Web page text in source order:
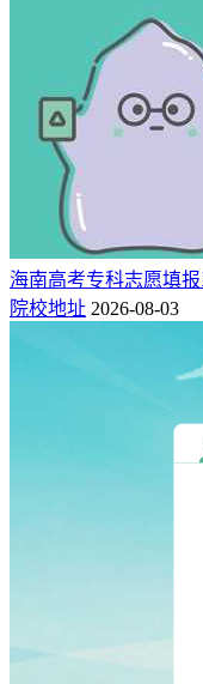
海南高考专科志愿填
院校地址 2026-08-03